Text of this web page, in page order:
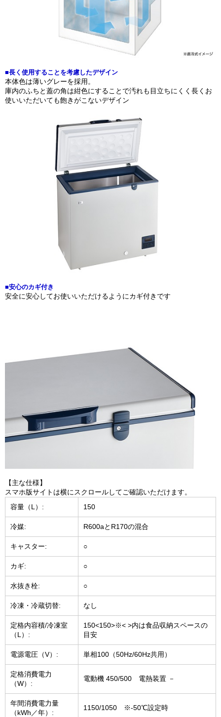
■長く使用することを考慮したデザイン
本体色は薄いグレーを採用。
庫内のふちと蓋の角は紺色にすることで汚れも目立ちにくく長くお
使いいただいても飽きがこないデザイン
■安心のカギ付き
安全に安心してお使いいただけるようにカギ付きです
【主な仕様】
スマホ版サイトは横にスクロールしてご確認いただけます。
容量（L）:
150
冷媒: R600aとR170の混合
キャスター: ○
カギ: ○
水抜き栓: ○
冷凍・冷蔵切替: なし
定格内容積/冷凍室
（L）:
150<150>※< >内は食品収納スペースの
目安
電源電圧（V）: 単相100（50Hz/60Hz共用）
定格消費電力
（W）:
電動機 450/500 電熱装置 －
年間消費電力量
（kWh／年）:
1150/1050 ※-50℃設定時